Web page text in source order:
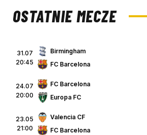
OSTATNIE MECZE
31.07
20:45
Birmingham
FC Barcelona
24.07
20:00
FC Barcelona
Europa FC
23.05
21:00
Valencia CF
FC Barcelona